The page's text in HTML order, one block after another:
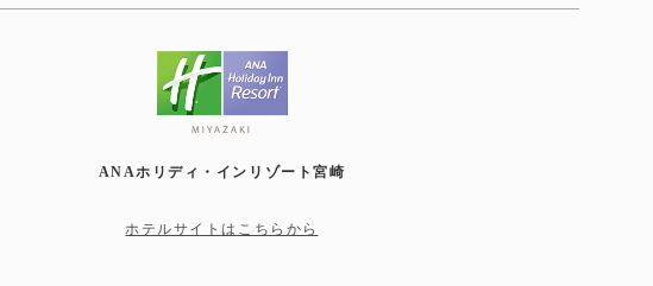
ANAホリディ・インリゾート宮崎
ホテルサイトはこちらから